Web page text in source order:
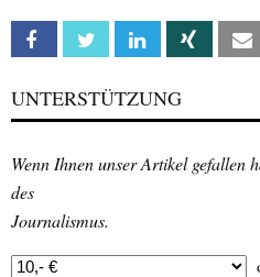
Facebook Twitter Linkedin Xing
UNTERSTÜTZUNG
Wenn Ihnen unser Artikel gefallen
des
Journalismus.